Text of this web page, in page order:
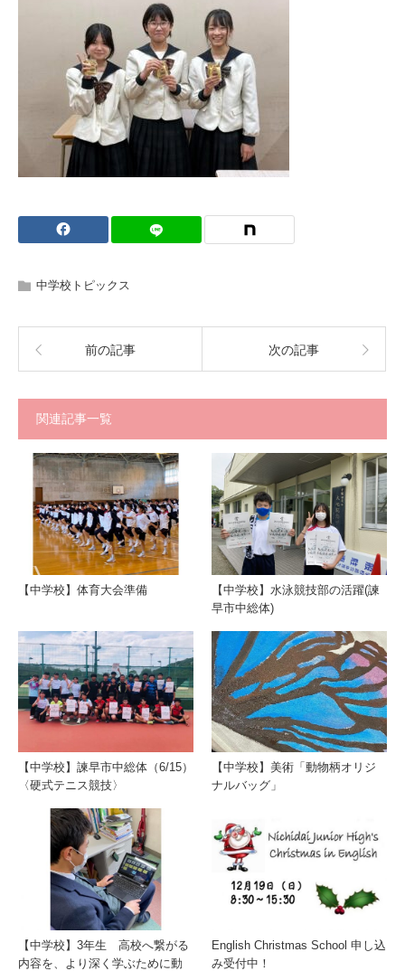
中学校トピックス
前の記事 次の記事
関連記事一覧
【中学校】体育大会準備
【中学校】水泳競技部の活躍(諫
早市中総体)
【中学校】諫早市中総体（6/15）
〈硬式テニス競技〉
【中学校】美術「動物柄オリジ
ナルバッグ」
【中学校】3年生 高校へ繋がる
内容を、より深く学ぶために動
English Christmas School 申し込
み受付中！